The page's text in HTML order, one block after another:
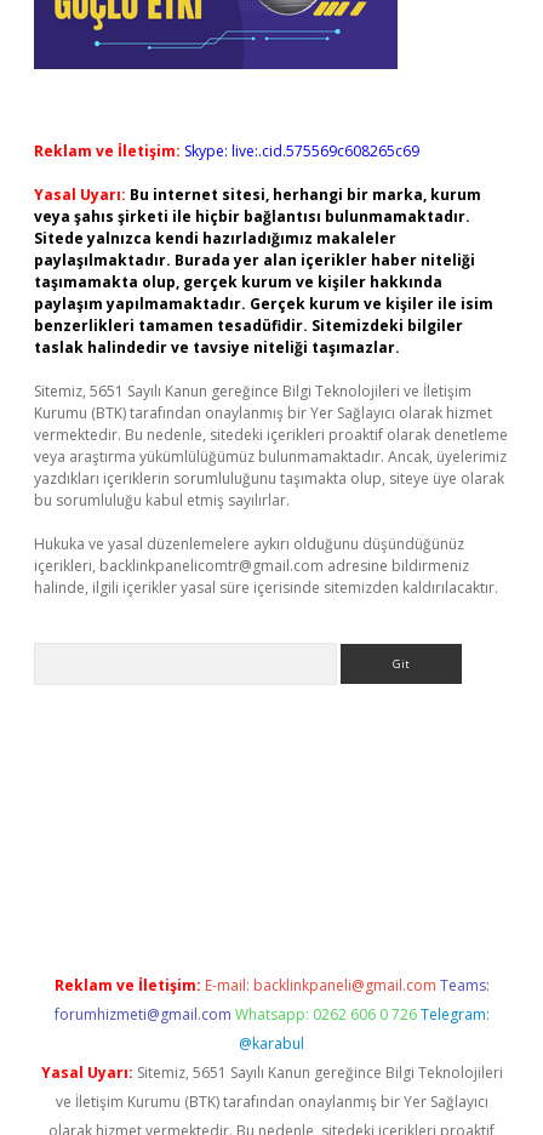
Reklam ve İletişim: Skype: live:.cid.575569c608265c69
Yasal Uyarı: Bu internet sitesi, herhangi bir marka, kurum
veya şahıs şirketi ile hiçbir bağlantısı bulunmamaktadır.
Sitede yalnızca kendi hazırladığımız makaleler
paylaşılmaktadır. Burada yer alan içerikler haber niteliği
taşımamakta olup, gerçek kurum ve kişiler hakkında
paylaşım yapılmamaktadır. Gerçek kurum ve kişiler ile isim
benzerlikleri tamamen tesadüfidir. Sitemizdeki bilgiler
taslak halindedir ve tavsiye niteliği taşımazlar.
Sitemiz, 5651 Sayılı Kanun gereğince Bilgi Teknolojileri ve İletişim
Kurumu (BTK) tarafından onaylanmış bir Yer Sağlayıcı olarak hizmet
vermektedir. Bu nedenle, sitedeki içerikleri proaktif olarak denetleme
veya araştırma yükümlülüğümüz bulunmamaktadır. Ancak, üyelerimiz
yazdıkları içeriklerin sorumluluğunu taşımakta olup, siteye üye olarak
bu sorumluluğu kabul etmiş sayılırlar.
Hukuka ve yasal düzenlemelere aykırı olduğunu düşündüğünüz
içerikleri, backlinkpanelicomtr@gmail.com adresine bildirmeniz
halinde, ilgili içerikler yasal süre içerisinde sitemizden kaldırılacaktır.
Reklam ve İletişim: E-mail: backlinkpaneli@gmail.com Teams:
forumhizmeti@gmail.com Whatsapp: 0262 606 0 726 Telegram:
@karabul
Yasal Uyarı: Sitemiz, 5651 Sayılı Kanun gereğince Bilgi Teknolojileri
ve İletişim Kurumu (BTK) tarafından onaylanmış bir Yer Sağlayıcı
olarak hizmet vermektedir. Bu nedenle, sitedeki içerikleri proaktif